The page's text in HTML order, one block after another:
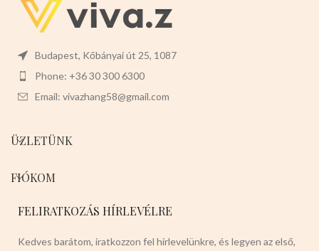
Budapest, Kőbányai út 25, 1087
Phone: +36 30 300 6300
Email: vivazhang58@gmail.com
ÜZLETÜNK
FIÓKOM
FELIRATKOZÁS HÍRLEVÉLRE
Kedves barátom, iratkozzon fel hírlevelünkre, és legyen az első,